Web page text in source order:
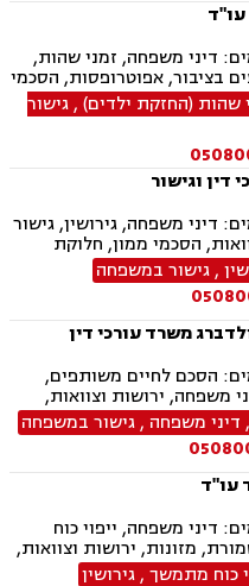
דיני משפחה, זמני שהות,
בציבור, אפוטרופסות, הסכמי
משמורת, גירושין, הורות חד
חלוקת רכוש, מעמד אישי,
ייפוי כוח מתמשך
שהות (החזקת ילדים),גישור
דין וגישור
דיני משפחה, גירושין, גישור
הסכמי ממון, חלוקת
ניכור הורי, אבהות,
משמורת, זמני שהות, ידועים
העברה בין דורית, חוק
מינית.
,גישור במשפחה
משרד עורכי דין
הסכם לחיים משותפים,
משפחה, ירושות וצוואות,
תעבורה, פשיטת רגל,
לפועל
דיני משפחה ,גישור במשפחה
עו"ד
דיני משפחה, ייפוי כוח
מזונות, ירושות וצוואות,
הסכמי ממון, אבהות,כוח מתמשך,גירושין